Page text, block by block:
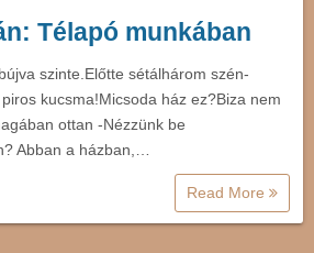
Télapó munkában
szinte.Előtte sétálhárom szén-
kucsma!Micsoda ház ez?Biza nem
ottan -Nézzünk be
Abban a házban,…
Read More